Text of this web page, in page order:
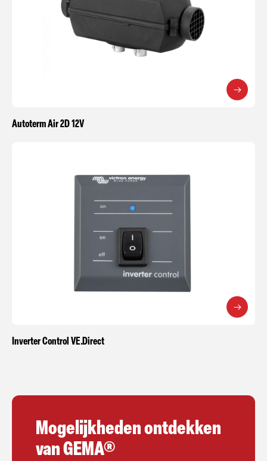
Autoterm Air 2D 12V
Inverter Control VE.Direct
Mogelijkheden ontdekken
van GEMA®